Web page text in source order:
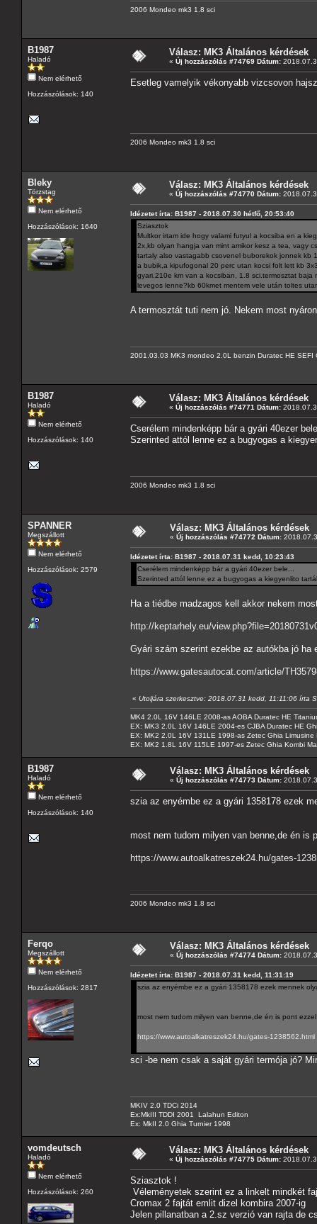
2006 Mondeo mk3 1.8 sci
B1987
Haladó
Nem elérhető
Hozzászólások: 140
Válasz: MK3 Általános kérdések
« Új hozzászólás #74769 Dátum:
Esetleg vamelyik vékonyabb vizcsovon
2006 Mondeo mk3 1.8 sci
Bleky
Törzstag
Nem elérhető
Hozzászólások: 1640
Válasz: MK3 Általános kérdések
« Új hozzászólás #74770 Dátum:
Idézetet írta: B1987 - 2018.07.30 hétfő, 20:53:40
Sziasztok
Multkor irtam ide hogy valami futyul a kocsiba en a
2x,kb olyan hangja van mint amikor kesz a tea, vagy
tartaly also vastagabb csovenel buborekok jonnek kb
a bubik,a kipufogonal 20 perc utan kocsi folt lett kb
gyari.210e km van a kocsiban, 1.8 sci.termosztat
levegos lenne?kb 60kmet mentem vele után toltes
A termosztát tuti nem jó. Nekem most
2001.03.03 MK3 mondeo 2.0L benzin Duratec HE
B1987
Haladó
Nem elérhető
Hozzászólások: 140
Válasz: MK3 Általános kérdések
« Új hozzászólás #74771 Dátum:
Cserélem mindenképp bár a gyári 40ezer
Szerinted attól lenne ez a bugyogas a
2006 Mondeo mk3 1.8 sci
SPANNER
Megszállott
Nem elérhető
Hozzászólások: 2579
Válasz: MK3 Általános kérdések
« Új hozzászólás #74772 Dátum:
Idézetet írta: B1987 - 2018.07.31 kedd, 10:23:43
Cserélem mindenképp bár a gyári 40ezer bele...
Szerinted attól lenne ez a bugyogas a kiegyenlito
Ha a tiédbe madzagos kell akkor nekem
http://keptarhely.eu/
Gyári szám szerint ezekbe az autókba jó
https://www.gatesautocat.com/article/
« Utoljára szerkesztve: 2018.07.31 kedd, 11:11:06 írta
MK4 2.0L 16V 146LE 2008-as AOBA Duratec HE
EX: MK3 2.0L 16V 146LE 2004-es CJBA Duratec HE
EX: MK2 2.0L 16V 131LE 1998-as Zetec Ghia Limusine
EX: MK2 1.8L 16V 115LE 1997-es Zetec Ghia Kombi
B1987
Haladó
Nem elérhető
Hozzászólások: 140
Válasz: MK3 Általános kérdések
« Új hozzászólás #74773 Dátum:
szia az enyémbe ez a gyári 1358178 ezek
most nem tudom milyen van benne,de én is
https://www.autoalkatreszek24.hu/gates-
2006 Mondeo mk3 1.8 sci
Ferqo
Megszállott
Nem elérhető
Hozzászólások: 2817
Válasz: MK3 Általános kérdések
« Új hozzászólás #74774 Dátum:
Idézetet írta: B1987 - 2018.07.31 kedd, 11:31:19
szia az enyémbe ez a gyári 1358178 ezek mennek
most nem tudom milyen van benne,de én is pont
https://www.autoalkatreszek24.hu/gates-1238562.html
sci -be nem csak a saját gyári termója jó?
MKIV 2.0 TDCi 2014
Ex:MkIII TDDI 2001 Lalahun Editon
Ex: MkII 2.0 Ghia Turnier 1998
vomdeutsch
Haladó
Nem elérhető
Hozzászólások: 260
Válasz: MK3 Általános kérdések
« Új hozzászólás #74775 Dátum:
Sziasztok !
Véleményetek szerint ez a linkelt mindkét
Cromax 2 fajtát emlit dizel kombira 2007-ig
Jelen pillanatban a 2.sz verzió van rajta de